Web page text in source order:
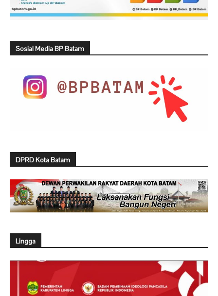
Sosial Media BP Batam
DPRD Kota Batam
Lingga